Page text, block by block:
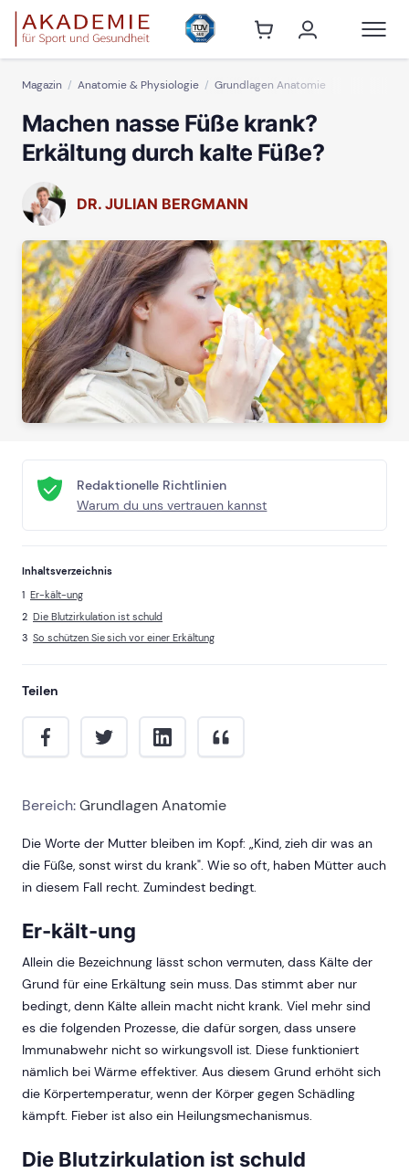
Magazin Anatomie & Physiologie Grundlagen Anatomie
Machen nasse Füße krank?
Erkältung durch kalte Füße?
DR. JULIAN BERGMANN
Redaktionelle Richtlinien
Warum du uns vertrauen kannst
Inhaltsverzeichnis
Er-kält-ung
Die Blutzirkulation ist schuld
So schützen Sie sich vor einer Erkältung
Teilen
Bereich:Grundlagen Anatomie
Die Worte der Mutter bleiben im Kopf: „Kind, zieh dir was an
die Füße, sonst wirst du krank". Wie so oft, haben Mütter auch
in diesem Fall recht. Zumindest bedingt.
Er-kält-ung
Allein die Bezeich​nung lässt schon vermuten, dass Kälte der
Grund für eine Erkältung sein muss. Das stimmt aber nur
bedingt, denn Kälte allein macht nicht krank. Viel mehr sind
es die folgenden Prozesse, die dafür sorgen, dass unsere
Immunabwehr nicht so wirkungsvoll ist. Diese funktioniert
nämlich bei Wärme effektiver. Aus diesem Grund erhöht sich
die Körpertemperatur, wenn der Körper gegen Schädling
kämpft. Fieber ist also ein Heilungsmechanismus.
Die Blutzirkulation ist schuld